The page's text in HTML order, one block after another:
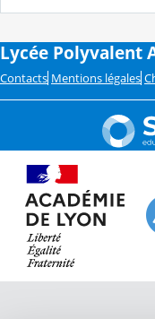
Lycée Polyvalent
Contacts Mentions légales